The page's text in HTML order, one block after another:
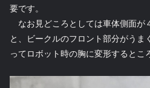
要です。
なお見どころとしては車体側面が
と、ビークルのフロント部分がうま
ってロボット時の胸に変形するとこ